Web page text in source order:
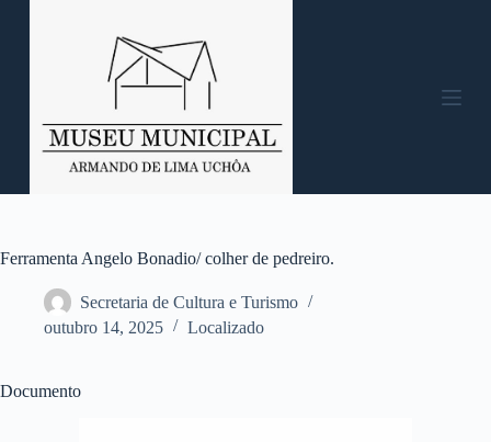
o
n
Ferramenta Angelo Bonadio/ colher de pedreiro.
Secretaria de Cultura e Turismo
outubro 14, 2025
Localizado
Documento